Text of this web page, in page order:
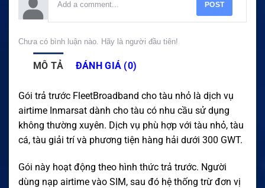
POST
Chưa có bình luận nào. Hãy là người đầu tiên!
MÔ TẢ ĐÁNH GIÁ (0)
Gói trả trước FleetBroadband cho tàu nhỏ là dịch vụ
airtime Inmarsat dành cho tàu có nhu cầu sử dụng
không thường xuyên. Dịch vụ phù hợp với tàu nhỏ, tàu
cá, tàu giải trí và phương tiện hàng hải dưới 300 GWT.
Gói này hoạt động theo hình thức trả trước. Người
dùng nạp airtime vào SIM, sau đó hệ thống trừ đơn vị